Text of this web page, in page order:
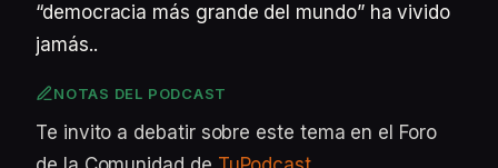
“democracia más grande del mundo” ha vivido
jamás..
NOTAS DEL PODCAST
Te invito a debatir sobre este tema en el Foro